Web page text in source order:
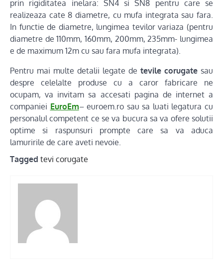
prin rigiditatea inelara: SN4 si SN8 pentru care se
realizeaza cate 8 diametre, cu mufa integrata sau fara.
In functie de diametre, lungimea tevilor variaza (pentru
diametre de 110mm, 160mm, 200mm, 235mm- lungimea
e de maximum 12m cu sau fara mufa integrata).
Pentru mai multe detalii legate de tevile corugate sau
despre celelalte produse cu a caror fabricare ne
ocupam, va invitam sa accesati pagina de internet a
companiei EuroEm– euroem.ro sau sa luati legatura cu
personalul competent ce se va bucura sa va ofere solutii
optime si raspunsuri prompte care sa va aduca
lamuririle de care aveti nevoie.
Tagged tevi corugate